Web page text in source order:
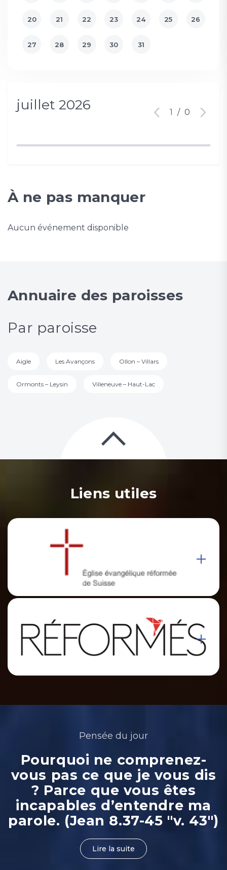
20 21 22 23 24 25 26
27 28 29 30 31
juillet 2026 1 / 0
À ne pas manquer
Aucun événement disponible
Annuaire des paroisses
Par paroisse
Aigle Les Avançons Ollon – Villars
Ormonts – Leysin Villeneuve – Haut-Lac
Liens utiles
Pensée du jour
Pourquoi ne comprenez-
vous pas ce que je vous dis
? Parce que vous êtes
incapables d’entendre ma
parole. (Jean 8.37-45 "v. 43")
Lire la suite